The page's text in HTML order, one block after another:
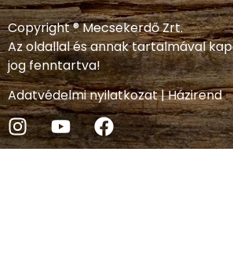
Copyright ® Mecsekerdő Zrt.
Az oldallal és annak tartalmával
jog fenntartva!
Adatvédelmi nyilatkozat|Házirend